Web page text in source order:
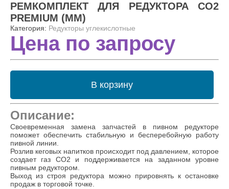
РЕМКОМПЛЕКТ ДЛЯ РЕДУКТОРА CO2
PREMIUM (ММ)
Категория: Редукторы углекислотные
Цена по запросу
В корзину
Описание:
Своевременная замена запчастей в пивном редукторе
поможет обеспечить стабильную и бесперебойную работу
пивной линии.
Розлив кеговых напитков происходит под давлением, которое
создает газ СО2 и поддерживается на заданном уровне
пивным редуктором.
Выход из строя редуктора можно прировнять к остановке
продаж в торговой точке.